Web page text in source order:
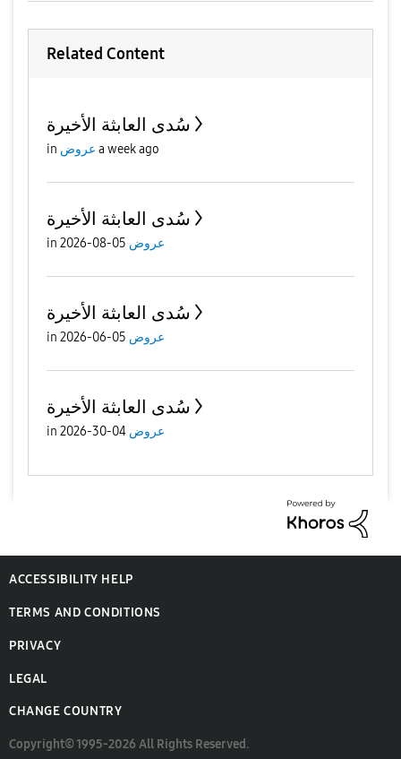
Related Content
سُدى العابثة الأخيرة
in عروض a week ago
سُدى العابثة الأخيرة
in عروض 05-08-2026
سُدى العابثة الأخيرة
in عروض 05-06-2026
سُدى العابثة الأخيرة
in عروض 04-30-2026
ACCESSIBILITY HELP
TERMS AND CONDITIONS
PRIVACY
LEGAL
CHANGE COUNTRY
Copyright© 1995-2026 All Rights Reserved.